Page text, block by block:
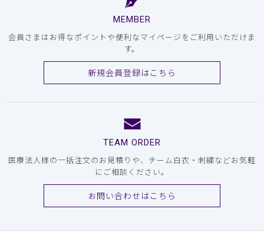
MEMBER
会員さまはお得なポイントや便利なマイページをご利用いただけま
す。
新規会員登録はこちら
TEAM ORDER
医療法人様の一括注文のお見積りや、チーム白衣・刺繍などお気軽
にご相談ください。
お問い合わせはこちら